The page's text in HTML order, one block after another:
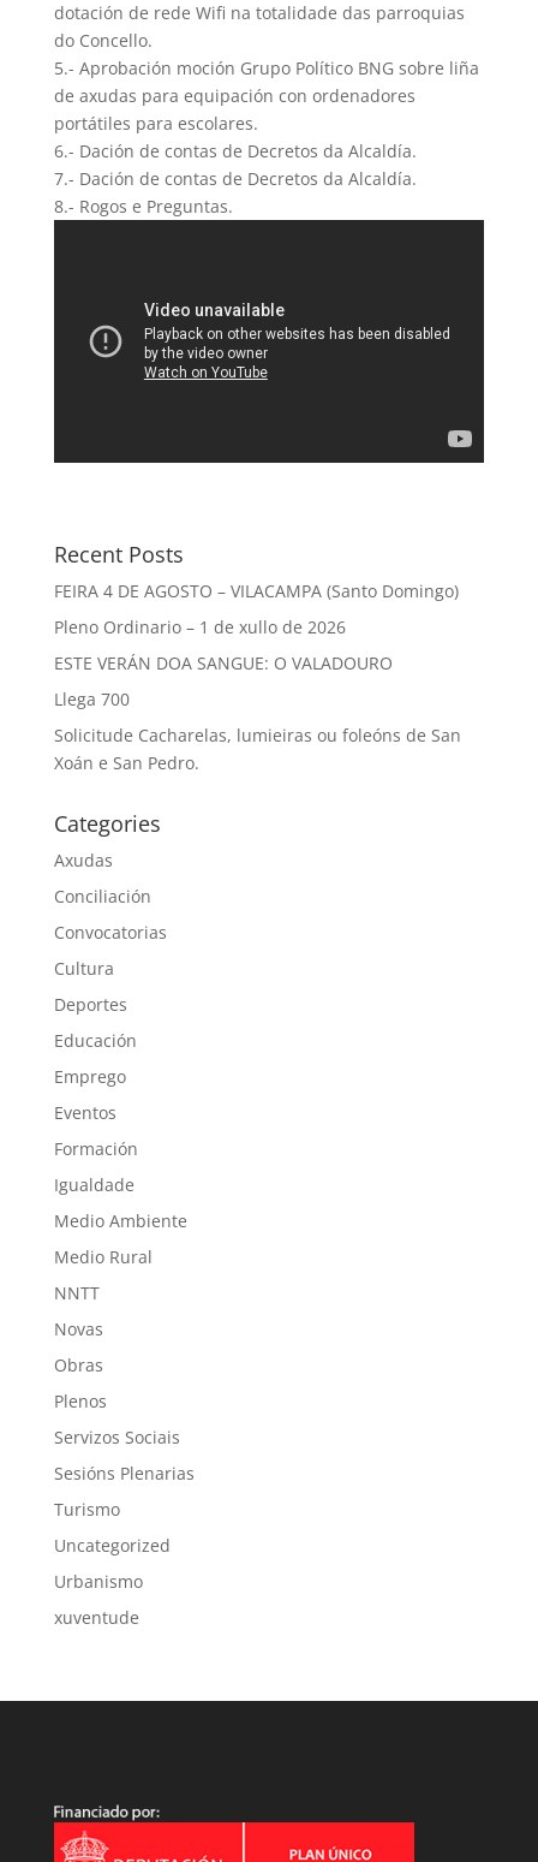
dotación de rede Wifi na totalidade das parroquias
do Concello.
5.- Aprobación moción Grupo Político BNG sobre liña
de axudas para equipación con ordenadores
portátiles para escolares.
6.- Dación de contas de Decretos da Alcaldía.
7.- Dación de contas de Decretos da Alcaldía.
8.- Rogos e Preguntas.
Recent Posts
FEIRA 4 DE AGOSTO – VILACAMPA (Santo Domingo)
Pleno Ordinario – 1 de xullo de 2026
ESTE VERÁN DOA SANGUE: O VALADOURO
Llega 700
Solicitude Cacharelas, lumieiras ou foleóns de San
Xoán e San Pedro.
Categories
Axudas
Conciliación
Convocatorias
Cultura
Deportes
Educación
Emprego
Eventos
Formación
Igualdade
Medio Ambiente
Medio Rural
NNTT
Novas
Obras
Plenos
Servizos Sociais
Sesións Plenarias
Turismo
Uncategorized
Urbanismo
xuventude